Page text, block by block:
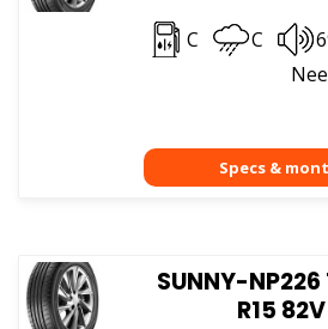
C C
Nee
SUNNY-
R15 82V